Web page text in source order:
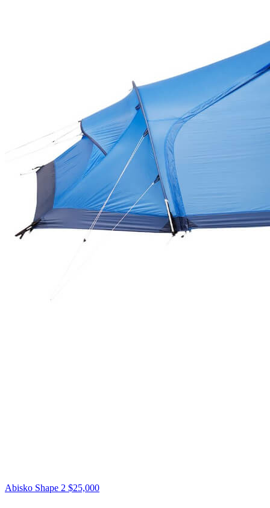
Abisko Shape 2 $25,000